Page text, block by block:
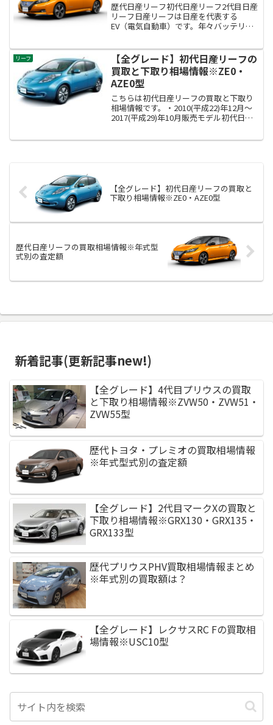
歴代日産リーフ初代日産リーフ2代目日産
リーフ日産リーフは日産を代表する
EV（電気自動車）です。年々バッテリー
題の一つのデザイン性も改善されて人気
が高まっています。
リーフ
【全グレード】初代日産リーフの
買取と下取り相場情報※ZE0・
AZE0型
こちらは初代日産リーフの買取と下取り
相場情報です。・2010(平成22)年12月～
2017(平成29)年10月販売モデル初代日産
【全グレード】初代日産リーフの買取と
下取り相場情報※ZE0・AZE0型
歴代日産リーフの買取相場情報※年式型
式別の査定額
新着記事(更新記事new!)
【全グレード】4代目プリウスの買取
と下取り相場情報※ZVW50・ZVW51・
ZVW55型
歴代トヨタ・プレミオの買取相場情報
※年式型式別の査定額
【全グレード】2代目マークXの買取と
下取り相場情報※GRX130・GRX135・
GRX133型
歴代プリウスPHV買取相場情報まとめ
※年式別の買取額は？
【全グレード】レクサスRC Fの買取相
場情報※USC10型